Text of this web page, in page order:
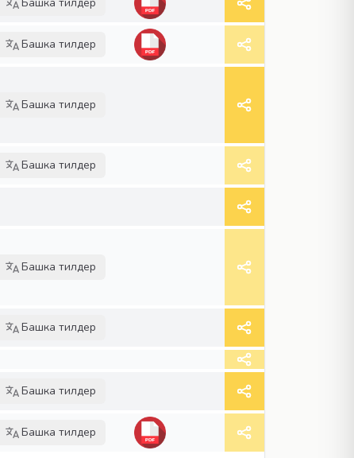
Башка тилдер
Башка тилдер
Башка тилдер
Башка тилдер
Башка тилдер
Башка тилдер
Башка тилдер